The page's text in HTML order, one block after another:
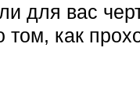
для вас
том, как